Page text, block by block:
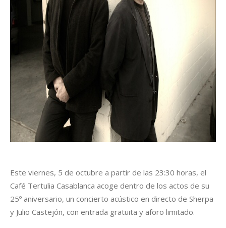
Este viernes, 5 de octubre a partir de las 23:30 horas, el
Café Tertulia Casablanca acoge dentro de los actos de su
25º aniversario, un concierto acústico en directo de Sherpa
y Julio Castejón, con entrada gratuita y aforo limitado.